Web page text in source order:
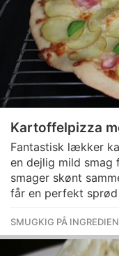
Kartoffelpizza
Fantastisk lækker
en dejlig mild
smager skønt
får en perfekt
SMUGKIG PÅ